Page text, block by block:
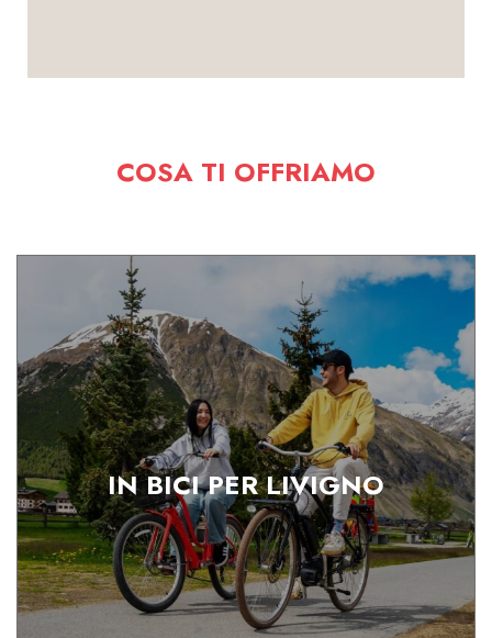
COSA TI OFFRIAMO
IN BICI PER LIVIGNO